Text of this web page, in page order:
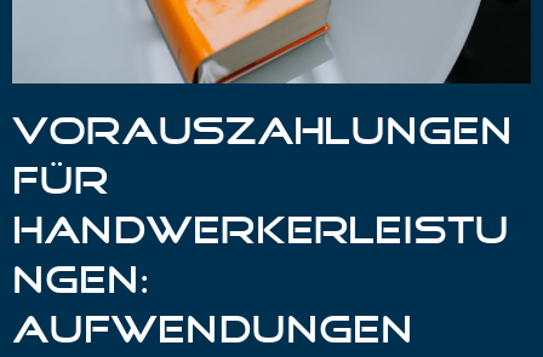
VORAUSZAHLUNGEN
FÜR
HANDWERKERLEISTU
NGEN:
AUFWENDUNGEN